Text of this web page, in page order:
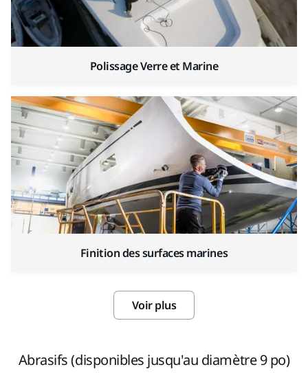
Polissage Verre et Marine
Finition des surfaces marines
Voir plus
Abrasifs (disponibles jusqu'au diamètre 9 po)